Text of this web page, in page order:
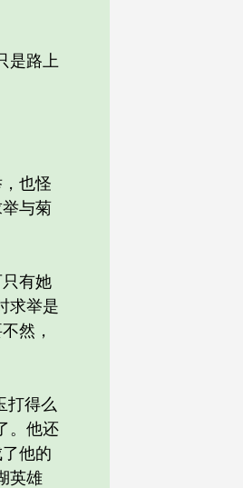
是路上
也怪
与菊
有她
求举是
然，
打得么
。他还
他的
英雄